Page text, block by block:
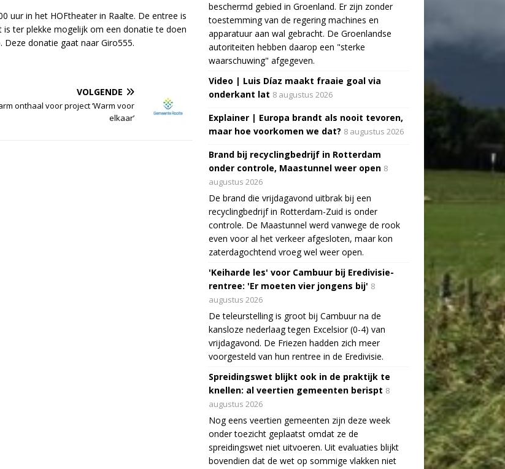
uur in het HOFtheater in Raalte. De entree is
is ter plekke mogelijk om een donatie te doen
donatie gaat naar Giro555.
VOLGENDE
onthaal voor project ‘Warm voor
elkaar’
beschermd gebied in Groenland. Er zijn zonder
toestemming van de regering machines en
apparatuur aan wal gebracht. De Groenlandse
autoriteiten hebben daarop een "sterke
waarschuwing" afgegeven.
Video | Luis Díaz maakt fraaie goal via
onderkant lat 8 augustus 2026
Explainer | Europa brandt als nooit tevoren,
maar hoe voorkomen we dat? 8 augustus 2026
Brand bij recyclingbedrijf in Rotterdam
onder controle, Maastunnel weer open 8
augustus 2026
De brand die vrijdagavond uitbrak bij een
recyclingbedrijf in Rotterdam-Zuid is onder
controle. De Maastunnel werd vanwege de rook
even voor al het verkeer afgesloten, maar kon
zaterdagochtend vroeg wel weer open.
'Keiharde les' voor Cambuur bij Eredivisie-
rentree: 'Er moeten vier jongens bij' 8
augustus 2026
De teleurstelling is groot bij Cambuur na de
kansloze nederlaag tegen Excelsior (0-4) van
vrijdagavond. De Friezen hadden zich meer
voorgesteld van hun rentree in de Eredivisie.
Spreidingswet blijkt ook in de praktijk te
knellen: al veertien gemeenten berispt 8
augustus 2026
Nog eens veertien gemeenten zijn deze week
onder toezicht geplaatst omdat ze de
spreidingswet niet uitvoeren. Uit evaluaties blijkt
bovendien dat de wet op sommige vlakken niet